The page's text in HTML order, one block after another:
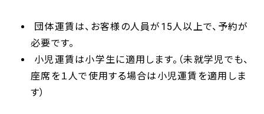
団体運賃は、お客様の人員が15人以上で、予約が
必要です。
小児運賃は小学生に適用します。（未就学児でも、
座席を１人で使用する場合は小児運賃を適用しま
す）